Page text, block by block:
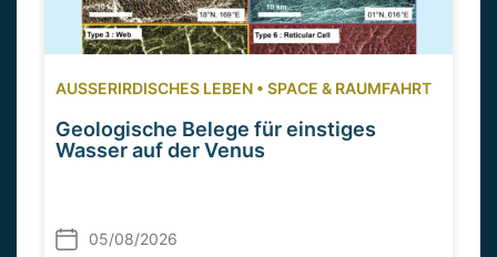
AUSSERIRDISCHES LEBEN • SPACE & RAUMFAHRT
Geologische Belege für einstiges
Wasser auf der Venus
05/08/2026